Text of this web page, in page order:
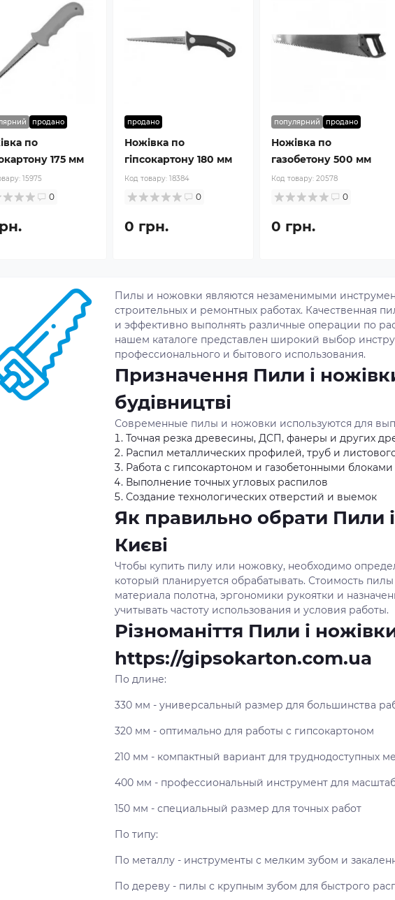
продано
по
175 мм
15975
0
продано
Ножівка по
гіпсокартону 180 мм
Код товару: 18384
0
0 грн.
популярний продано
Ножівка по
газобетону 500 мм
Код товару: 20578
0
0 грн.
Пилы и ножовки являются незаменимыми
строительных и ремонтных работах. Качественная
и эффективно выполнять различные операции по
нашем каталоге представлен широкий выбор
профессионального и бытового использования.
Призначення Пили і
будівництві
Современные пилы и ножовки используются для
Точная резка древесины, ДСП, фанеры и других
Распил металлических профилей, труб и
Работа с гипсокартоном и газобетонными блоками
Выполнение точных угловых распилов
Создание технологических отверстий и выемок
Як правильно обрати Пили
Києві
Чтобы купить пилу или ножовку, необходимо
который планируется обрабатывать. Стоимость пилы
материала полотна, эргономики рукоятки и
учитывать частоту использования и условия работы.
Різноманіття Пили і
https://gipsokarton.com.ua
По длине:
330 мм - универсальный размер для большинства
320 мм - оптимально для работы с гипсокартоном
210 мм - компактный вариант для труднодоступных
400 мм - профессиональный инструмент для
150 мм - специальный размер для точных работ
По типу:
По металлу - инструменты с мелким зубом и
По дереву - пилы с крупным зубом для быстрого